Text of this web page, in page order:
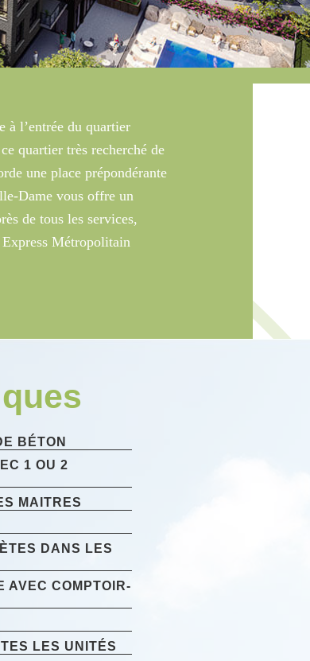
à l’entrée du quartier
quartier très recherché de
une place prépondérante
Dame vous offre un
de tous les services,
Express Métropolitain
BÉTON
1 OU 2
MAITRES
DANS LES
AVEC COMPTOIR-
LES UNITÉS